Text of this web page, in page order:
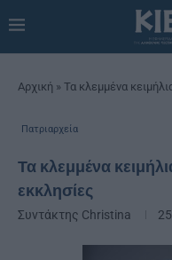
Αρχική » Τα κλεμμένα
Πατριαρχεία
Τα κλεμμένα
εκκλησίες
Συντάκτης Christina